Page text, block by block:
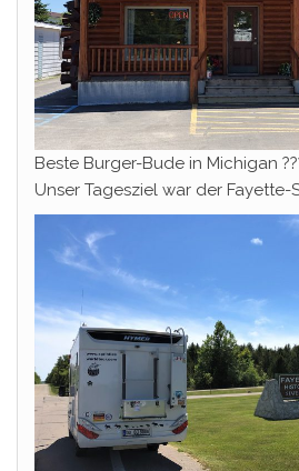
Beste Burger-Bude in Michigan
Unser Tagesziel war der Fayette-